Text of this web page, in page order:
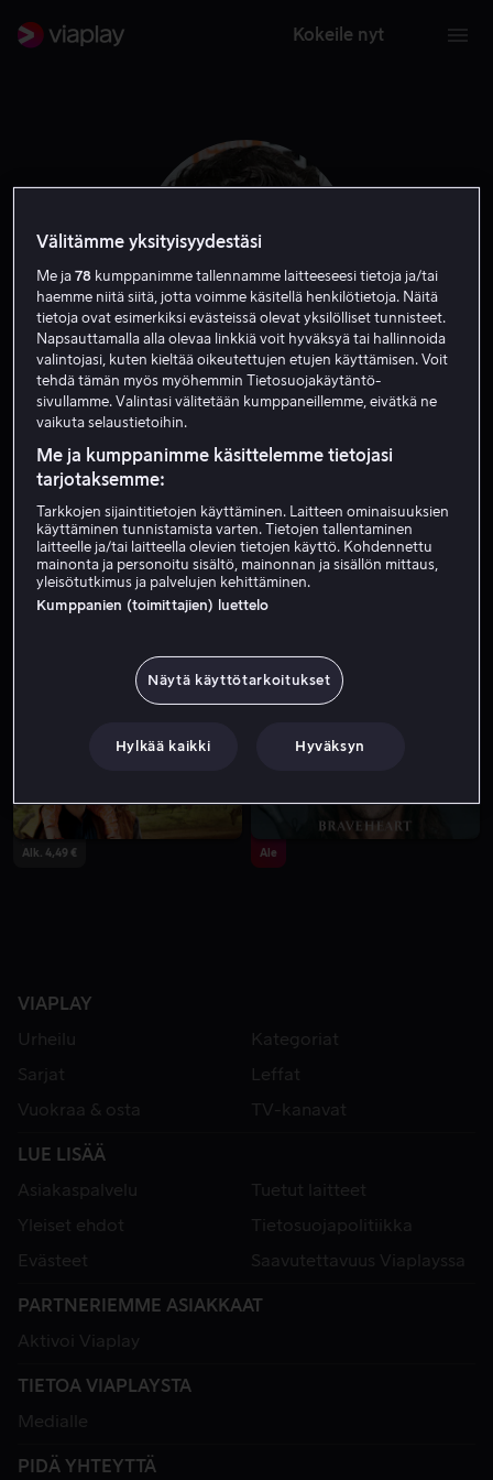
Kokeile nyt
Angus MacFadyen
Tuottaja Näyttelijä Vieras
Alk. 4,99 €
Alk. 4,49 € Ale
VIAPLAY
Urheilu
Kategoriat
Sarjat
Leffat
Vuokraa & osta
TV-kanavat
LUE LISÄÄ
Asiakaspalvelu
Tuetut laitteet
Yleiset ehdot
Tietosuojapolitiikka
Evästeet
Saavutettavuus Viaplayssa
PARTNERIEMME ASIAKKAAT
Aktivoi Viaplay
TIETOA VIAPLAYSTA
Medialle
PIDÄ YHTEYTTÄ
Välitämme yksityisyydestäsi
Me ja78 kumppanimme tallennamme laitteeseesi tietoja ja/tai
haemme niitä siitä, jotta voimme käsitellä henkilötietoja. Näitä
tietoja ovat esimerkiksi evästeissä olevat yksilölliset tunnisteet.
Napsauttamalla alla olevaa linkkiä voit hyväksyä tai hallinnoida
valintojasi, kuten kieltää oikeutettujen etujen käyttämisen. Voit
tehdä tämän myös myöhemmin Tietosuojakäytäntö-
sivullamme. Valintasi välitetään kumppaneillemme, eivätkä ne
vaikuta selaustietoihin.
Me ja kumppanimme käsittelemme tietojasi
tarjotaksemme:
Tarkkojen sijaintitietojen käyttäminen. Laitteen ominaisuuksien
käyttäminen tunnistamista varten. Tietojen tallentaminen
laitteelle ja/tai laitteella olevien tietojen käyttö. Kohdennettu
mainonta ja personoitu sisältö, mainonnan ja sisällön mittaus,
yleisötutkimus ja palvelujen kehittäminen.
Kumppanien (toimittajien) luettelo
Näytä käyttötarkoitukset
Hylkää kaikki Hyväksyn